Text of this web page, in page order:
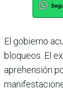
El gobierno
bloqueos. El
aprehensión